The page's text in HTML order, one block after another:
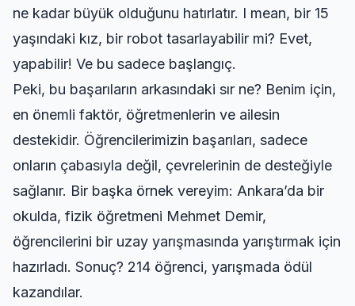
ne kadar büyük olduğunu hatırlatır. I mean, bir 15
yaşındaki kız, bir robot tasarlayabilir mi? Evet,
yapabilir! Ve bu sadece başlangıç.
Peki, bu başarıların arkasındaki sır ne? Benim için,
en önemli faktör, öğretmenlerin ve ailesin
destekidir. Öğrencilerimizin başarıları, sadece
onların çabasıyla değil, çevrelerinin de desteğiyle
sağlanır. Bir başka örnek vereyim: Ankara’da bir
okulda, fizik öğretmeni Mehmet Demir,
öğrencilerini bir uzay yarışmasında yarıştırmak için
hazırladı. Sonuç? 214 öğrenci, yarışmada ödül
kazandılar.